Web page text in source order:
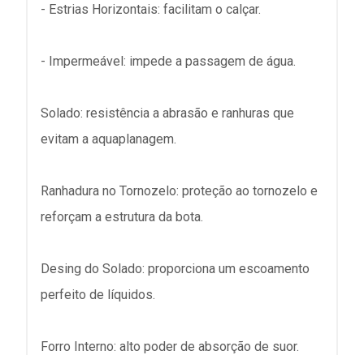
- Estrias Horizontais: facilitam o calçar.
- Impermeável: impede a passagem de água.
Solado: resistência a abrasão e ranhuras que
evitam a aquaplanagem.
Ranhadura no Tornozelo: proteção ao tornozelo e
reforçam a estrutura da bota.
Desing do Solado: proporciona um escoamento
perfeito de líquidos.
Forro Interno: alto poder de absorção de suor.